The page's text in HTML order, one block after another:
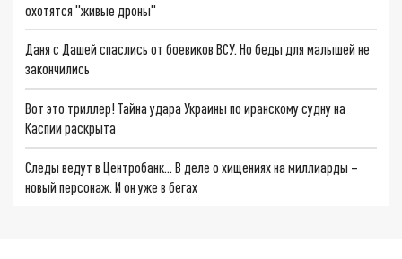
охотятся "живые дроны"
Даня с Дашей спаслись от боевиков ВСУ. Но беды для малышей не
закончились
Вот это триллер! Тайна удара Украины по иранскому судну на
Каспии раскрыта
Следы ведут в Центробанк… В деле о хищениях на миллиарды –
новый персонаж. И он уже в бегах